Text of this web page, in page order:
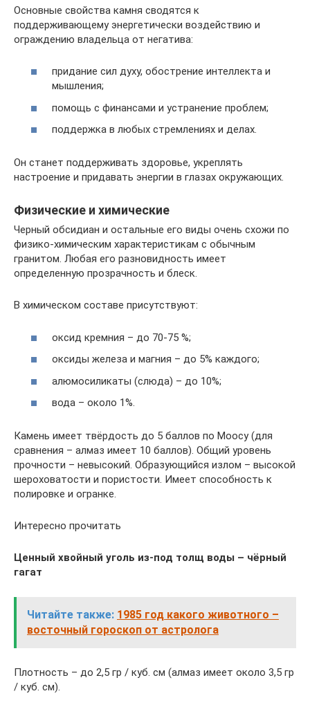
Основные свойства камня сводятся к
поддерживающему энергетически воздействию и
ограждению владельца от негатива:
придание сил духу, обострение интеллекта и
мышления;
помощь с финансами и устранение проблем;
поддержка в любых стремлениях и делах.
Он станет поддерживать здоровье, укреплять
настроение и придавать энергии в глазах окружающих.
Физические и химические
Черный обсидиан и остальные его виды очень схожи по
физико-химическим характеристикам с обычным
гранитом. Любая его разновидность имеет
определенную прозрачность и блеск.
В химическом составе присутствуют:
оксид кремния – до 70-75 %;
оксиды железа и магния – до 5% каждого;
алюмосиликаты (слюда) – до 10%;
вода – около 1%.
Камень имеет твёрдость до 5 баллов по Моосу (для
сравнения – алмаз имеет 10 баллов). Общий уровень
прочности – невысокий. Образующийся излом – высокой
шероховатости и пористости. Имеет способность к
полировке и огранке.
Интересно прочитать
Ценный хвойный уголь из-под толщ воды – чёрный
гагат
Читайте также: 1985 год какого животного –
восточный гороскоп от астролога
Плотность – до 2,5 гр / куб. см (алмаз имеет около 3,5 гр
/ куб. см).